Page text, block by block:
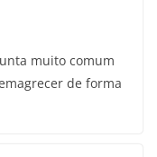
muito comum
de forma